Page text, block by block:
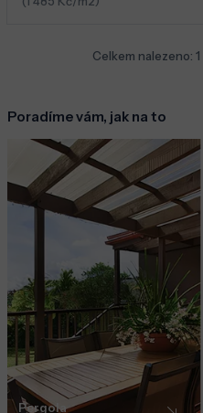
Celkem nalezeno: 1
Poradíme vám, jak na to
Pergola